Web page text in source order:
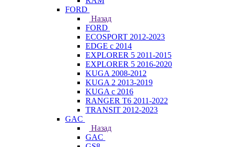
FORD
Назад
FORD
ECOSPORT 2012-2023
EDGE c 2014
EXPLORER 5 2011-2015
EXPLORER 5 2016-2020
KUGA 2008-2012
KUGA 2 2013-2019
KUGA с 2016
RANGER T6 2011-2022
TRANSIT 2012-2023
GAC
Назад
GAC